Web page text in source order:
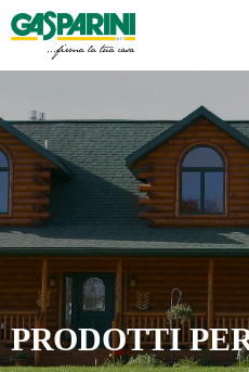
Skip
to
content
PRODOTTI